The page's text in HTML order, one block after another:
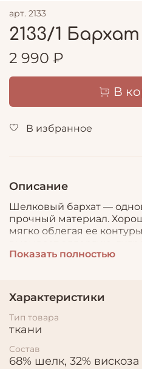
арт. 2133
2133/1
2 990 ₽
В
В избранное
Описание
Шелковый бархат —
прочный материал.
мягко облегая ее
Показать полностью
Характеристики
Тип товара
ткани
Состав
68% шелк, 32% вискоза